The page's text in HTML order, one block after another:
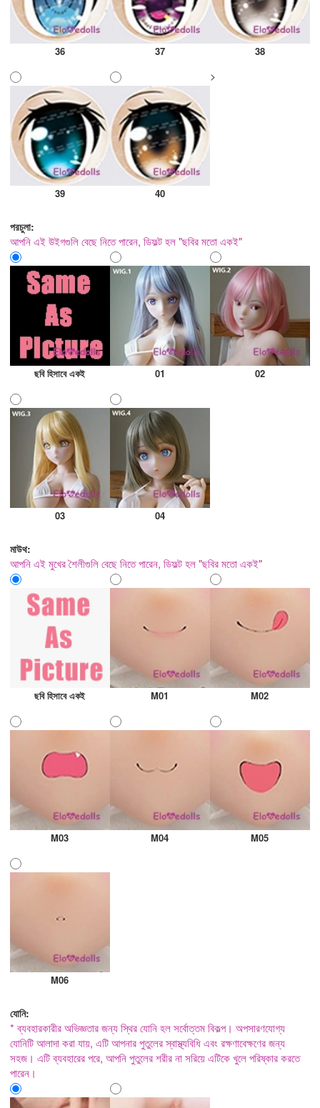
36 37 38
39 40
পরচুলা:
আপনি এই উইগগুলি বেছে নিতে পারেন, ডিফল্ট হল "ছবির মতো একই"
ছবি হিসাবে একই 01 02
03 04
>
মাউথ:
আপনি এই মুখের শৈলীগুলি বেছে নিতে পারেন, ডিফল্ট হল "ছবির মতো একই"
ছবি হিসাবে একই M01 M02
M03 M04 M05
M06
যোনি:
* ব্যবহারকারীর অভিজ্ঞতার জন্য স্থির যোনি হল সর্বোত্তম বিকল্প। অপসারণযোগ্য
যোনিটি আলাদা করা যায়, এটি আপনার পুতুলের স্বাস্থ্যবিধি এবং রক্ষণাবেক্ষণের জন্য
সহজ। এটি ব্যবহারের পরে, আপনি পুতুলের শরীর না সরিয়ে এটিকে খুলে পরিষ্কার করতে
পারেন।